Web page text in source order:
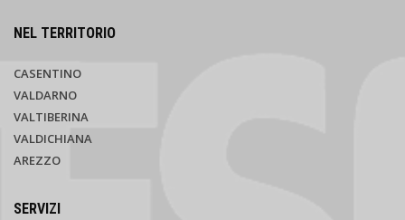
NEL TERRITORIO
CASENTINO
VALDARNO
VALTIBERINA
VALDICHIANA
AREZZO
SERVIZI